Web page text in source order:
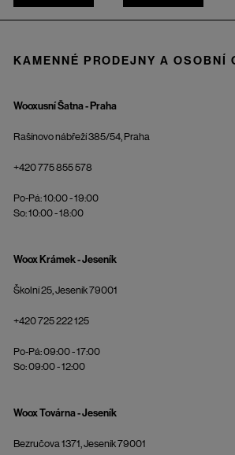
KAMENNÉ PRODEJNY A OSOBNÍ
Wooxusní Šatna - Praha
Rašínovo nábřeží 385/54, Praha
+420 775 855 578
Po-Pá: 10:00 - 19:00
So: 10:00 - 18:00
Woox Krámek - Jeseník
Školní 25, Jeseník 79001
+420 725 222 125
Po-Pá: 09:00 - 17:00
So: 09:00 - 12:00
Woox Továrna - Jeseník
Bezručova 1371, Jeseník 79001